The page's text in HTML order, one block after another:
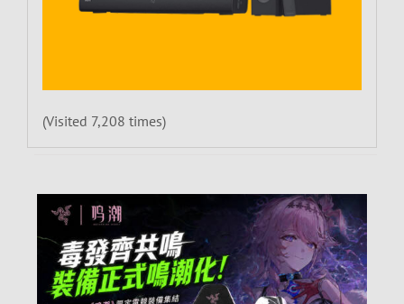
(Visited 7,208 times)